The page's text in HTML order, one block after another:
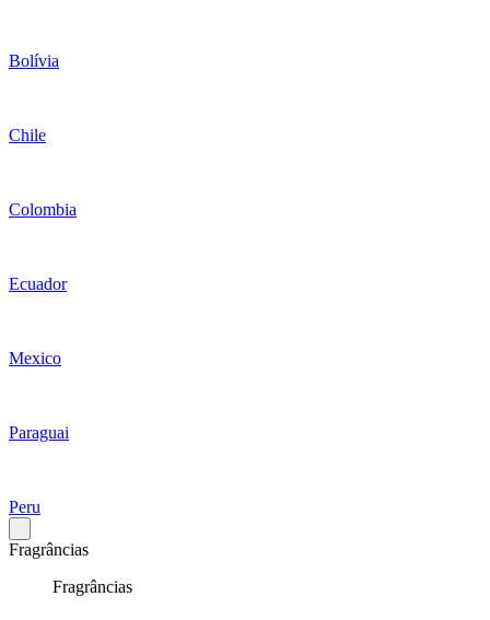
Bolívia
Chile
Colombia
Ecuador
Mexico
Paraguai
Peru
Fragrâncias
Fragrâncias